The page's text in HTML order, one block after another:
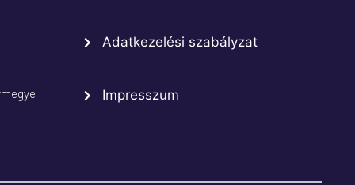
Adatkezelési szabályzat
Impresszum